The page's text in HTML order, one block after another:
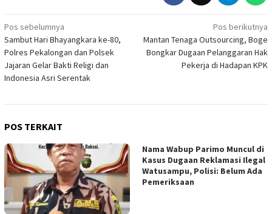
Navigasi
pos
Pos sebelumnya
Sambut Hari Bhayangkara ke-80,
Polres Pekalongan dan Polsek
Jajaran Gelar Bakti Religi dan
Indonesia Asri Serentak
Pos berikutnya
Mantan Tenaga Outsourcing, Boge
Bongkar Dugaan Pelanggaran Hak
Pekerja di Hadapan KPK
POS TERKAIT
Nama Wabup Parimo Muncul di
Kasus Dugaan Reklamasi Ilegal
Watusampu, Polisi: Belum Ada
Pemeriksaan